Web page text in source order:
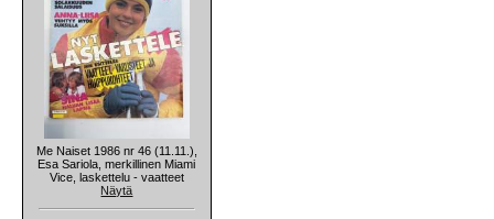
Me Naiset 1986 nr 46 (11.11.),
Esa Sariola, merkillinen Miami
Vice, laskettelu - vaatteet
Näytä